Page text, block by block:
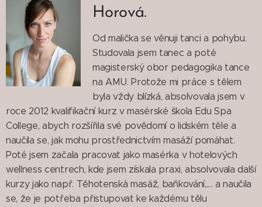
Horová.
Od malička se věnuji tanci a pohybu.
Studovala jsem tanec a poté
magisterský obor pedagogika tance
na AMU. Protože mi práce s tělem
byla vždy blízká, absolvovala jsem v
roce 2012 kvalifikační kurz v masérské škola Edu Spa
College, abych rozšířila své povědomí o lidském těle a
naučila se, jak mohu prostřednictvím masáží pomáhat.
Poté jsem začala pracovat jako masérka v hotelových
wellness centrech, kde jsem získala praxi, absolvovala další
kurzy jako např. Těhotenská masáž, baňkování,.... a naučila
se, že je potřeba přistupovat ke každému tělu